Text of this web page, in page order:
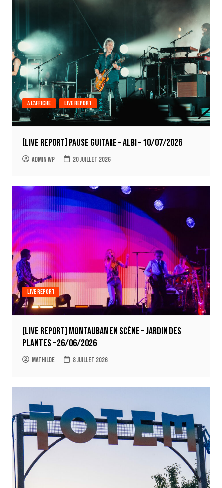
A l'affiche Live report
[LIVE REPORT] Pause Guitare – Albi – 10/07/2026
Admin WP 20 juillet 2026
Live report
[LIVE REPORT] Montauban en Scène – Jardin des
Plantes – 26/06/2026
Mathilde 8 juillet 2026